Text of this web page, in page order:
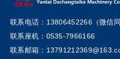
联系电话：13806452266（微信
联系座机：0535-7966166
联系邮箱：